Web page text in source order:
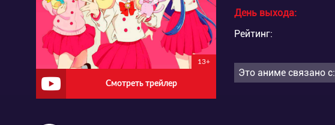
13+
Смотреть трейлер
День выхода:
Рейтинг:
Это аниме связано с: